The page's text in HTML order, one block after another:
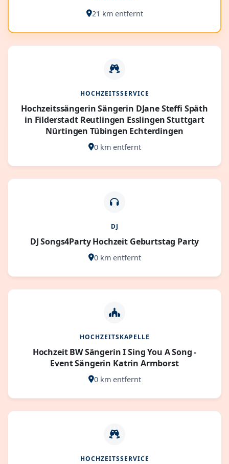
21 km entfernt
HOCHZEITSSERVICE
Hochzeitssängerin Sängerin DJane Steffi Späth
in Filderstadt Reutlingen Esslingen Stuttgart
Nürtingen Tübingen Echterdingen
0 km entfernt
DJ
DJ Songs4Party Hochzeit Geburtstag Party
0 km entfernt
HOCHZEITSKAPELLE
Hochzeit BW Sängerin I Sing You A Song -
Event Sängerin Katrin Armborst
0 km entfernt
HOCHZEITSSERVICE